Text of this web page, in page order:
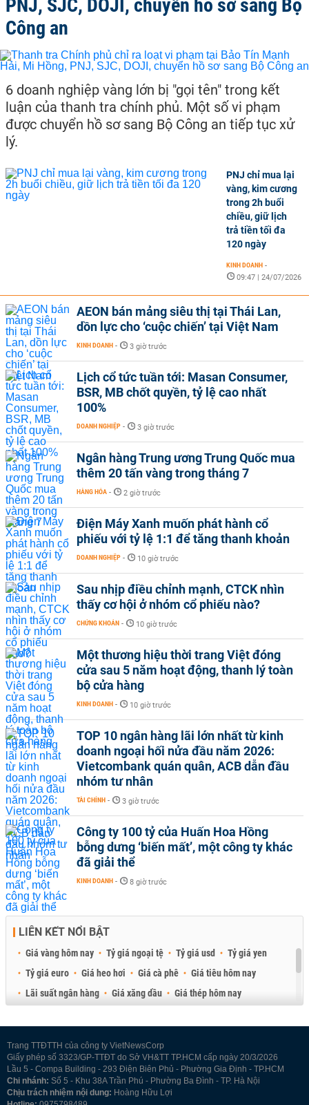
PNJ, SJC, DOJI, chuyển hồ sơ sang Bộ
Công an
6 doanh nghiệp vàng lớn bị "gọi tên" trong kết
luận của thanh tra chính phủ. Một số vi phạm
được chuyển hồ sơ sang Bộ Công an tiếp tục xử
lý.
PNJ chỉ mua lại
vàng, kim cương
trong 2h buổi
chiều, giữ lịch
trả tiền tối đa
120 ngày
KINH DOANH -
09:47 | 24/07/2026
AEON bán mảng siêu thị tại Thái Lan,
dồn lực cho ‘cuộc chiến’ tại Việt Nam
KINH DOANH - 3 giờ trước
Lịch cổ tức tuần tới: Masan Consumer,
BSR, MB chốt quyền, tỷ lệ cao nhất
100%
DOANH NGHIỆP - 3 giờ trước
Ngân hàng Trung ương Trung Quốc mua
thêm 20 tấn vàng trong tháng 7
HÀNG HÓA - 2 giờ trước
Điện Máy Xanh muốn phát hành cổ
phiếu với tỷ lệ 1:1 để tăng thanh khoản
DOANH NGHIỆP - 10 giờ trước
Sau nhịp điều chỉnh mạnh, CTCK nhìn
thấy cơ hội ở nhóm cổ phiếu nào?
CHỨNG KHOÁN - 10 giờ trước
Một thương hiệu thời trang Việt đóng
cửa sau 5 năm hoạt động, thanh lý toàn
bộ cửa hàng
KINH DOANH - 10 giờ trước
TOP 10 ngân hàng lãi lớn nhất từ kinh
doanh ngoại hối nửa đầu năm 2026:
Vietcombank quán quân, ACB dẫn đầu
nhóm tư nhân
TÀI CHÍNH - 3 giờ trước
Công ty 100 tỷ của Huấn Hoa Hồng
bỗng dưng ‘biến mất’, một công ty khác
đã giải thể
KINH DOANH - 8 giờ trước
LIÊN KẾT NỔI BẬT
Giá vàng hôm nay Tỷ giá ngoại tệ Tỷ giá usd
Tỷ giá yen
Tỷ giá euro
Giá heo hơi Giá cà phê
Giá tiêu hôm nay
Lãi suất ngân hàng
Giá xăng dầu
Giá thép hôm nay
Trang TTĐTTH của công ty VietNewsCorp
Giấy phép số 3323/GP-TTĐT do Sở VH&TT TP.HCM cấp ngày 20/3/2026
Lầu 5 - Compa Building - 293 Điện Biên Phủ - Phường Gia Định - TP.HCM
Chi nhánh: Số 5 - Khu 38A Trần Phú - Phường Ba Đình - TP. Hà Nội
Chịu trách nhiệm nội dung: Hoàng Hữu Lợi